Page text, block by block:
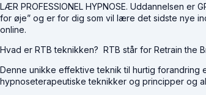
LÆR PROFESSIONEL HYPNOSE. Uddannelsen
for øje” og er for dig som vil lære det sidste nye
online.
Hvad er RTB teknikken? RTB står for Retrain
Denne unikke effektive teknik til hurtig
hypnoseterapeutiske teknikker og principper og